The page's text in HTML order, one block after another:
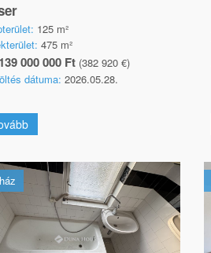
125 m²
475 m²
139 000 000 Ft(382 920 €)
dátuma: 2026.05.28.